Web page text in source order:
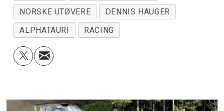
NORSKE UTØVERE
DENNIS HAUGER
ALPHATAURI
RACING